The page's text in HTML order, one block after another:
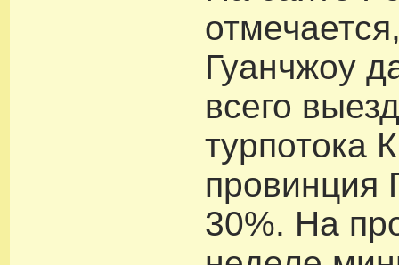
Гуанчжоу
всего
турпотока
провинция
30%. На